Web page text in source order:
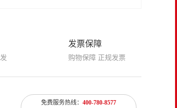
发票保障
购物保障 正规发票
免费服务热线： 400-780-8577